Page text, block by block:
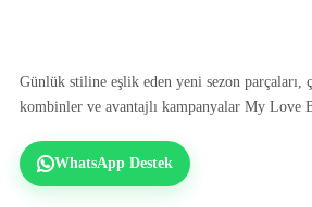
Günlük stiline eşlik eden yeni sezon parçaları,
kombinler ve avantajlı kampanyalar My Love
WhatsApp Destek